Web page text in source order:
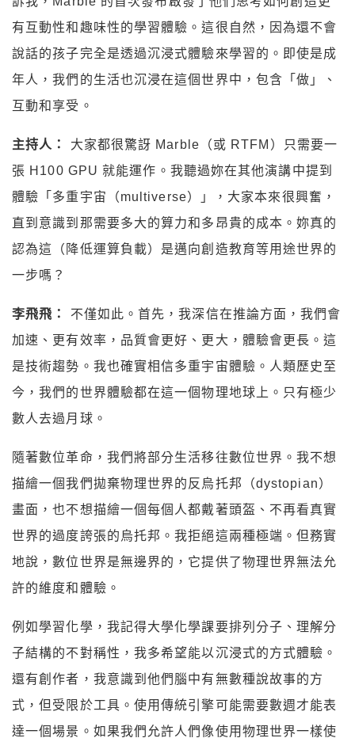
有互動性和趣味性的學習體驗。這很自然，因為還不會
說話的孩子完全是透過沉浸式體驗來學習的。即使是成
年人，我們的生活也沉浸在這個世界中，包含「做」、
互動和享受。
主持人：
大家都很驚訝 Marble（或 RTFM）只需要一
張 H100 GPU 就能運作。我聽過妳在其他演講中提到
體驗「多重宇宙（multiverse）」，大家本來很興奮，
直到意識到那需要多大的算力和多昂貴的成本。妳真的
認為這（降低運算負載）是邁向創造教育等用途世界的
一步嗎？
李飛飛：
不僅如此。首先，我深信在推論方面，我們會
加速、更有效率，品質會更好、更大，體驗會更長。這
是技術趨勢。我也確實相信多重宇宙體驗。人類歷史至
今，我們的世界體驗都在這一個物理地球上。只有極少
數人去過月球。
隨著數位革命，我們將部分生活移往數位世界。我不想
描繪一個我們拋棄物理世界的反烏托邦（dystopian）
畫面，也不想描繪一個每個人都戴著頭盔、不再看真實
世界的過度誇張的烏托邦。我拒絕這兩種極端。但務實
地說，數位世界是無邊界的，它提供了物理世界無法允
許的維度和體驗。
例如學習化學，我記得大學化學課要排列分子、理解分
子結構的不對稱性，我多希望能以沉浸式的方式體驗。
還有創作者，我意識到他們腦中有無數種說故事的方
式，但受限於工具。使用傳統引擎可能需要數週才能表
達一個場景。如果我們允許人們像使用物理世界一樣使